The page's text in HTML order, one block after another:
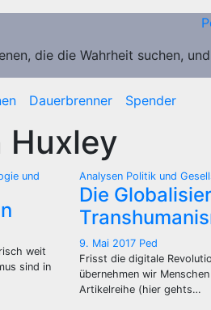
die die Wahrheit suchen,
Dauerbrenner Spender
Huxley
und
weit
sind in
Analysen Politik und
Die
9. Mai 2017 Ped
Frisst die digitale
übernehmen wir
Artikelreihe (hier gehts…